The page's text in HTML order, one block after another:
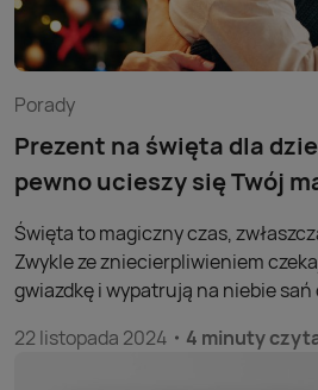
Porady
Prezent na święta dla
pewno ucieszy się Twój
Święta to magiczny czas,
Zwykle ze zniecierpliwieniem
gwiazdkę i wypatrują na niebie
masz pomysłu, jakie kupić
22 listopada 2024 4 minuty